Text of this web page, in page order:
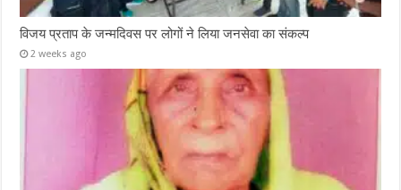
विजय प्रताप के जन्मदिवस पर लोगों ने लिया जनसेवा का संकल्प
2 weeks ago